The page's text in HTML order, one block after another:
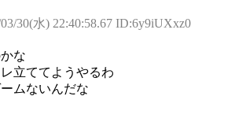
30(水) 22:40:58.67 ID:6y9iUXxz0
な
立ててようやるわ
ムないんだな